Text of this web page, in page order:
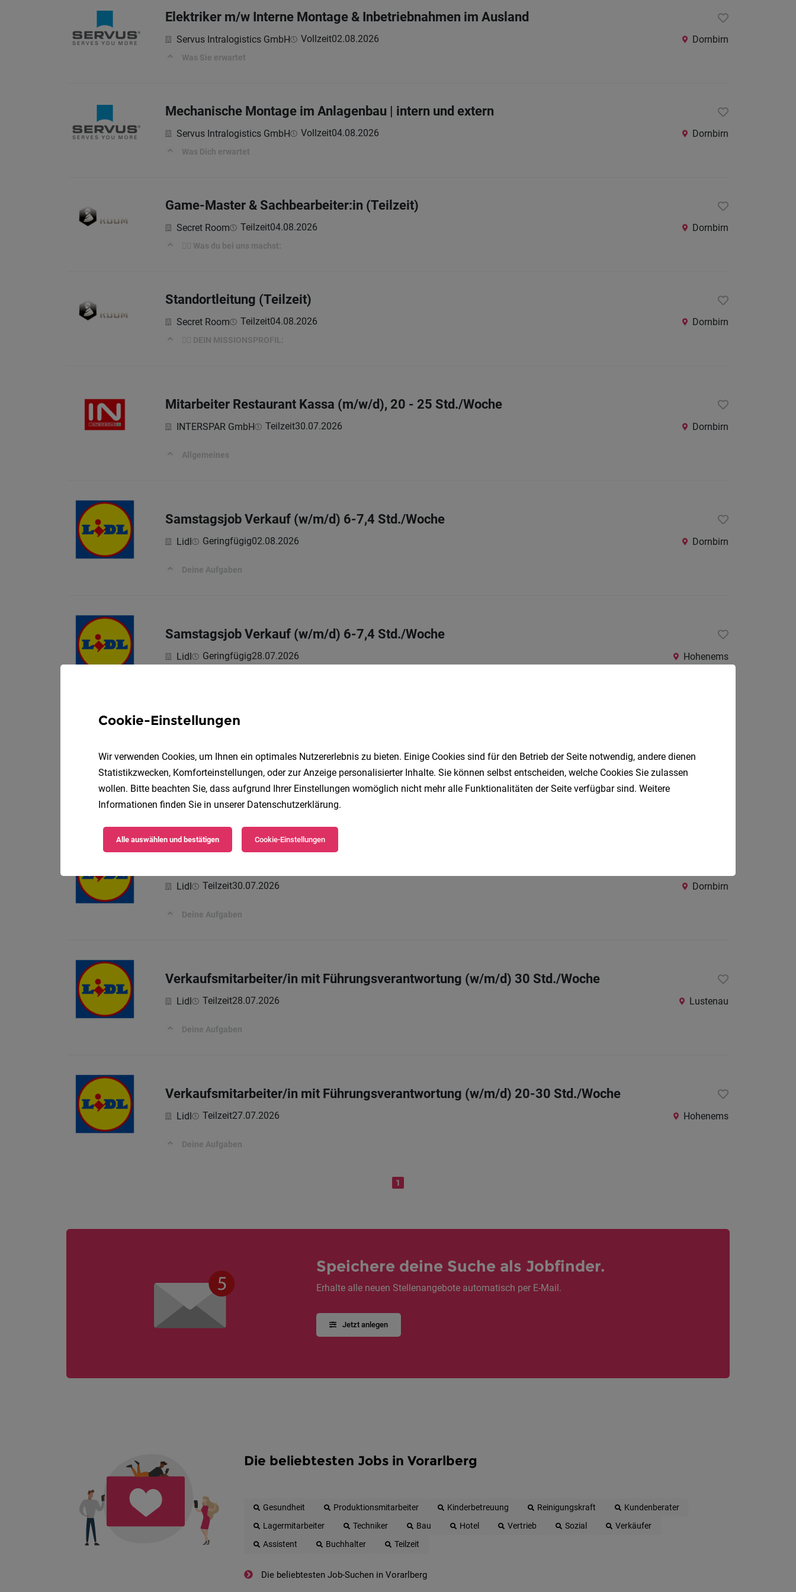
Elektriker m/w Interne Montage & Inbetriebnahmen im Ausland
Servus Intralogistics GmbH Vollzeit02.08.2026 Dornbirn
Was Sie erwartet
Mechanische Montage im Anlagenbau | intern und extern
Servus Intralogistics GmbH Vollzeit04.08.2026 Dornbirn
Was Dich erwartet
Game-Master & Sachbearbeiter:in (Teilzeit)
Secret Room Teilzeit04.08.2026 Dornbirn
🕵️‍♀️ Was du bei uns machst:
Standortleitung (Teilzeit)
Secret Room Teilzeit04.08.2026 Dornbirn
🕵️‍♀️ DEIN MISSIONSPROFIL:
Mitarbeiter Restaurant Kassa (m/w/d), 20 - 25 Std./Woche
INTERSPAR GmbH Teilzeit30.07.2026 Dornbirn
Allgemeines
Samstagsjob Verkauf (w/m/d) 6-7,4 Std./Woche
Lidl Geringfügig02.08.2026 Dornbirn
Deine Aufgaben
Samstagsjob Verkauf (w/m/d) 6-7,4 Std./Woche
Lidl Geringfügig28.07.2026 Hohenems
Lidl Teilzeit05.08.2026
Deine Aufgaben
Lidl Teilzeit30.07.2026 Dornbirn
Deine Aufgaben
Verkaufsmitarbeiter/in mit Führungsverantwortung (w/m/d) 30 Std./Woche
Lidl Teilzeit28.07.2026 Lustenau
Deine Aufgaben
Verkaufsmitarbeiter/in mit Führungsverantwortung (w/m/d) 20-30 Std./Woche
Lidl Teilzeit27.07.2026 Hohenems
Deine Aufgaben
1
Speichere deine Suche als Jobfinder.
Erhalte alle neuen Stellenangebote automatisch per E-Mail.
Jetzt anlegen
Die beliebtesten Jobs in Vorarlberg
Gesundheit Produktionsmitarbeiter Kinderbetreuung Reinigungskraft
Kundenberater
Lagermitarbeiter
Techniker Bau Hotel Vertrieb Sozial
Verkäufer
Assistent
Buchhalter Teilzeit
Die beliebtesten Job-Suchen in Vorarlberg
Cookie-Einstellungen
Wir verwenden Cookies, um Ihnen ein optimales Nutzererlebnis zu bieten. Einige Cookies sind für den Betrieb der Seite notwendig, andere dienen
Statistikzwecken, Komforteinstellungen, oder zur Anzeige personalisierter Inhalte. Sie können selbst entscheiden, welche Cookies Sie zulassen
wollen. Bitte beachten Sie, dass aufgrund Ihrer Einstellungen womöglich nicht mehr alle Funktionalitäten der Seite verfügbar sind. Weitere
Informationen finden Sie in unserer Datenschutzerklärung.
Alle auswählen und bestätigen Cookie-Einstellungen